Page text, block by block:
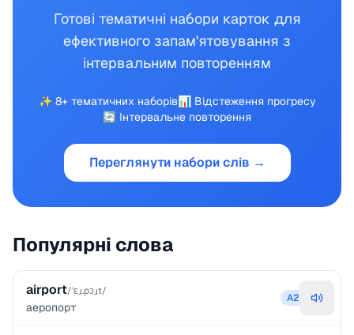
Готові тематичні набори карток для
ефективного запам'ятовування з
інтервальним повторенням
✨ 8+тематичних наборів📊 Відстеження прогресу
🔄 Інтервальне повторення
Переглянути набори слів →
Популярні слова
airport/ˈɛɹ.pɔɹt/
аеропорт
A2